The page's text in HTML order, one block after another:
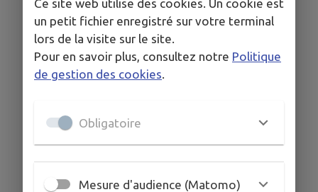
Ce site web utilise des cookies. Un cookie est
un petit fichier enregistré sur votre terminal
lors de la visite sur le site.
Pour en savoir plus, consultez notre Politique
de gestion des cookies.
Obligatoire
Mesure d'audience (Matomo)